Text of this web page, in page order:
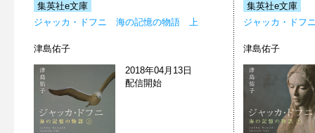
集英社e文庫
ジャッカ・ドフニ 海の記憶の物語 上
津島佑子
2018年04月13日
配信開始
集英社e文庫
ジャッカ・ド
津島佑子